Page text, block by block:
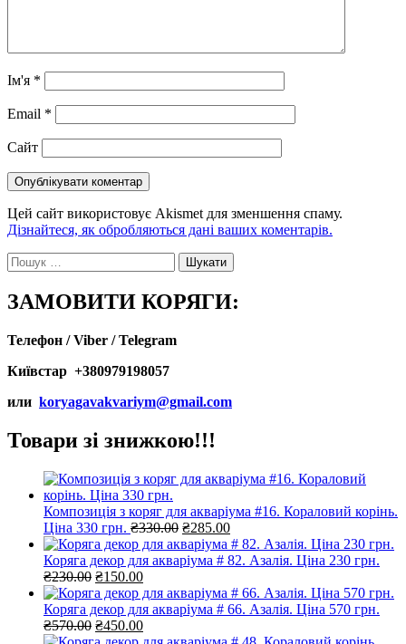
Ім'я *
Email *
Сайт
Цей сайт використовує Akismet для зменшення спаму.
Дізнайтеся, як обробляються дані ваших коментарів.
Пошук:
ЗАМОВИТИ КОРЯГИ:
Телефон / Viber / Telegram
Київстар +380979198057
или koryagavakvariym@gmail.com
Товари зі знижкою!!!
Композиція з коряг для акваріума #16. Кораловий корінь.
Ціна 330 грн. ₴330.00 Оригінальна
ціна:
₴330.00.
₴285.00Поточна
ціна:
₴285.00.
Коряга декор для акваріума # 82. Азалія. Ціна 230 грн.
₴230.00 Оригінальна
ціна:
₴230.00.
₴150.00Поточна
ціна:
₴150.00.
Коряга декор для акваріума # 66. Азалія. Ціна 570 грн.
₴570.00 Оригінальна
ціна:
₴450.00Поточна
ціна: